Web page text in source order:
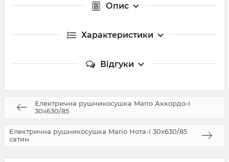
Опис
Характеристики
Відгуки
Електрична рушникосушка Mario Аккордо-I
30х630/85
Електрична рушникосушка Mario Нота-І 30x630/85
сатин